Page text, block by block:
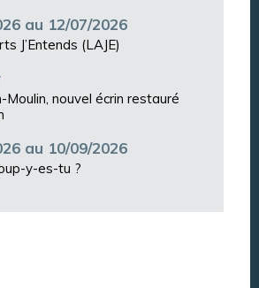
au 12/07/2026
J’Entends (LAJE)
Moulin, nouvel écrin restauré
au 10/09/2026
y-es-tu ?